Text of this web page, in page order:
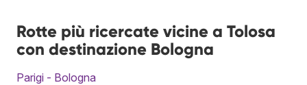
Rotte più ricercate vicine a Tolosa
con destinazione Bologna
Parigi - Bologna